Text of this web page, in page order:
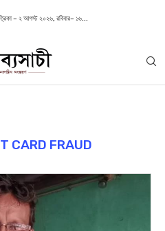
– ২ আগস্ট ২০২৬, রবিবার– ১৬...
CARD FRAUD